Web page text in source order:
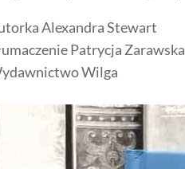
Alexandra Stewart
Patrycja Zarawska
Wilga